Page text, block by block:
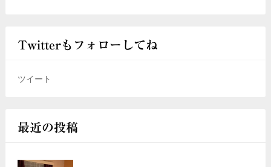
Twitterもフォローしてね
ツイート
最近の投稿